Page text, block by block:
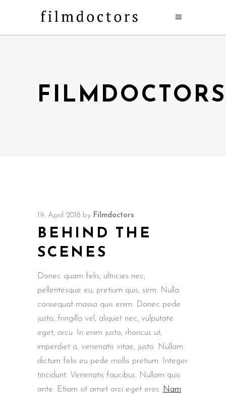
FILMDOCTORS
19. April 2018 by Filmdoctors
BEHIND THE
SCENES
Donec quam felis, ultricies nec,
pellentesque eu, pretium quis, sem. Nulla
consequat massa quis enim. Donec pede
justo, fringilla vel, aliquet nec, vulputate
eget, arcu. In enim justo, rhoncus ut,
imperdiet a, venenatis vitae, justo. Nullam
dictum felis eu pede mollis pretium. Integer
tincidunt. Venenatis faucibus. Nullam quis
ante. Etiam sit amet orci eget eros. Nam